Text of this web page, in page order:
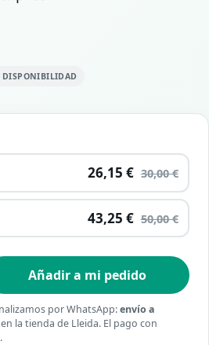
DISPONIBILIDAD
26,15 € 30,00 €
43,25 € 50,00 €
Añadir a mi pedido
por WhatsApp:envío a
en la tienda de Lleida. El pago con